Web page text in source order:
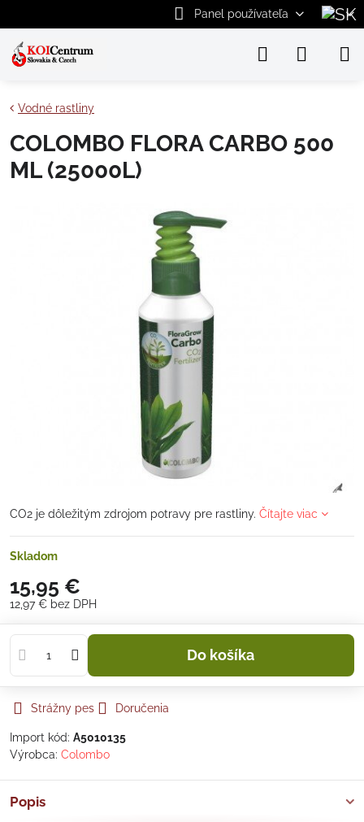
Panel používateľa
Vodné rastliny
COLOMBO FLORA CARBO 500
ML (25000L)
CO2 je dôležitým zdrojom potravy pre rastliny. Čítajte viac
Skladom
15,95 €
12,97 € bez DPH
Do košíka
Strážny pes Doručenia
Import kód: A5010135
Výrobca: Colombo
Popis